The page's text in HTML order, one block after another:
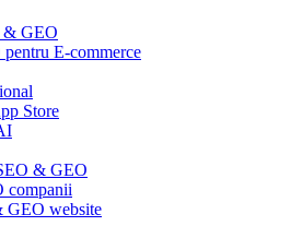
& GEO
E-commerce
Store
& GEO
companii
GEO website